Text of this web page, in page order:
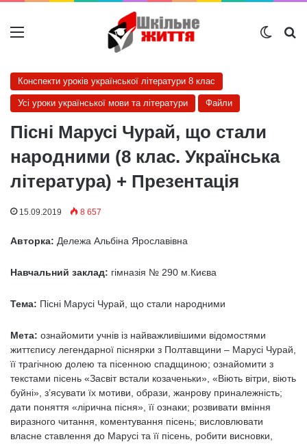
Меню
Конспекти уроків української літератури 8 клас
Усі уроки української мови та літератури Файли
Пісні Марусі Чурай, що стали
народними (8 клас. Українська
література) + Презентація
15.09.2019 8 657
Авторка: Дележа Альбіна Ярославівна
Навчальний заклад: гімназія № 290 м.Києва
Тема: Пісні Марусі Чурай, що стали народними
Мета: ознайомити учнів із найважливішими відомостями
життєпису легендарної піснярки з Полтавщини – Марусі Чурай,
її трагічною долею та пісенною спадщиною; ознайомити з
текстами пісень «Засвіт встали козаченьки», «Віють вітри, віють
буйні», з’ясувати їх мотиви, образи, жанрову приналежність;
дати поняття «лірична пісня», її ознаки; розвивати вміння
виразного читання, коментування пісень; висловлювати
власне ставлення до Марусі та її пісень, робити висновки,